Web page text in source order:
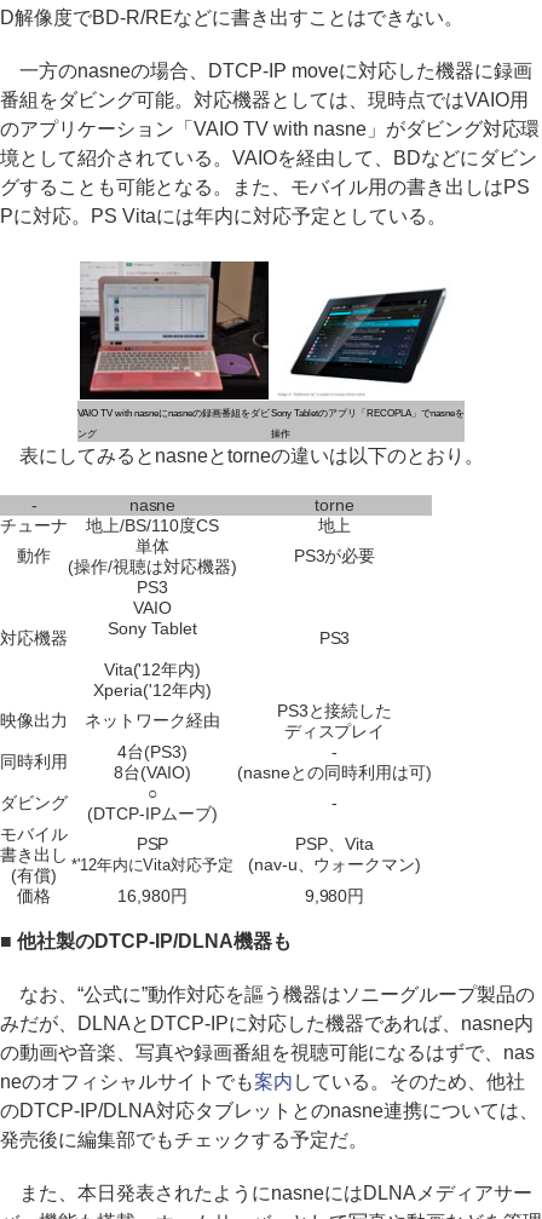
D解像度でBD-R/REなどに書き出すことはできない。
一方のnasneの場合、DTCP-IP moveに対応した機器に録画
番組をダビング可能。対応機器としては、現時点ではVAIO用
のアプリケーション「VAIO TV with nasne」がダビング対応環
境として紹介されている。VAIOを経由して、BDなどにダビン
グすることも可能となる。また、モバイル用の書き出しはPS
Pに対応。PS Vitaには年内に対応予定としている。
VAIO TV with nasneにnasneの録画番組をダビ
ング
Sony Tabletのアプリ「RECOPLA」でnasneを
操作
表にしてみるとnasneとtorneの違いは以下のとおり。
- nasne
torne
チューナ
地上/BS/110度CS
地上
動作
単体
(操作/視聴は対応機器)
PS3が必要
対応機器
PS3
VAIO
Sony Tablet
Vita('12年内)
Xperia('12年内)
PS3
映像出力 ネットワーク経由
PS3と接続した
ディスプレイ
同時利用
4台(PS3)
8台(VAIO)
-
(nasneとの同時利用は可)
ダビング
○
(DTCP-IPムーブ)
-
モバイル
書き出し
(有償)
PSP
*'12年内にVita対応予定
PSP、Vita
(nav-u、ウォークマン)
価格
16,980円 9,980円
■ 他社製のDTCP-IP/DLNA機器も
なお、“公式に”動作対応を謳う機器はソニーグループ製品の
みだが、DLNAとDTCP-IPに対応した機器であれば、nasne内
の動画や音楽、写真や録画番組を視聴可能になるはずで、nas
neのオフィシャルサイトでも案内 している。そのため、他社
のDTCP-IP/DLNA対応タブレットとのnasne連携については、
発売後に編集部でもチェックする予定だ。
また、本日発表されたようにnasneにはDLNAメディアサー